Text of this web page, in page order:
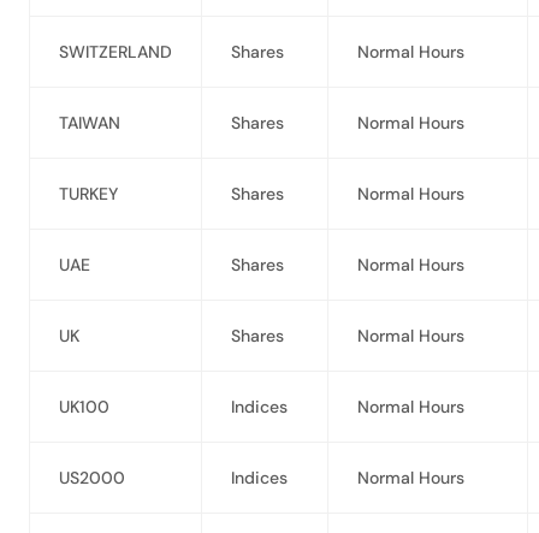
SWITZERLAND Shares Normal Hours
TAIWAN Shares Normal Hours
TURKEY Shares Normal Hours
UAE Shares Normal Hours
UK Shares Normal Hours
UK100 Indices Normal Hours
US2000 Indices Normal Hours